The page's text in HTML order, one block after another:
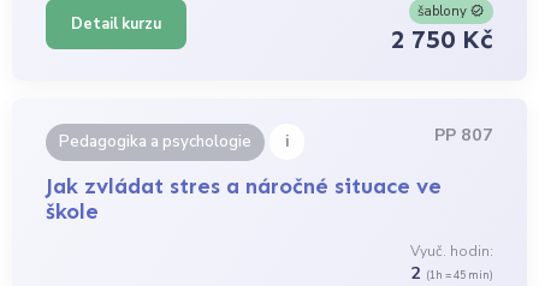
Detail kurzu
šablony
2 750 Kč
Pedagogika a psychologie i PP 807
Jak zvládat stres a náročné situace ve
škole
Vyuč. hodin:
2 (1h = 45 min)